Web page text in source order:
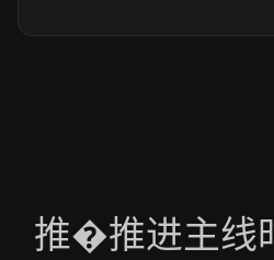
推�推进主线